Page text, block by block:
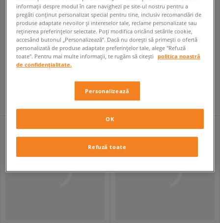
LEVI'S JACHETĂ RELAXED FIT TRUCKER LIGHT INDIGO - WORN IN
bărbați
- cel mai mic preț
JORDAN JACHETĂ JORDAN FLIGHT
bărbați
419,99 RON
informații despre modul în care navighezi pe site-ul nostru pentru a
pregăti conținut personalizat special pentru tine, inclusiv recomandări de
produse adaptate nevoilor și intereselor tale, reclame personalizate sau
reținerea preferințelor selectate. Poți modifica oricând setările cookie,
accesând butonul „Personalizează”. Dacă nu dorești să primești o ofertă
personalizată de produse adaptate preferințelor tale, alege "Refuză
toate". Pentru mai multe informații, te rugăm să citești
politica noastră
de confidențialitate.
Personalizează
Refuză toate
OK